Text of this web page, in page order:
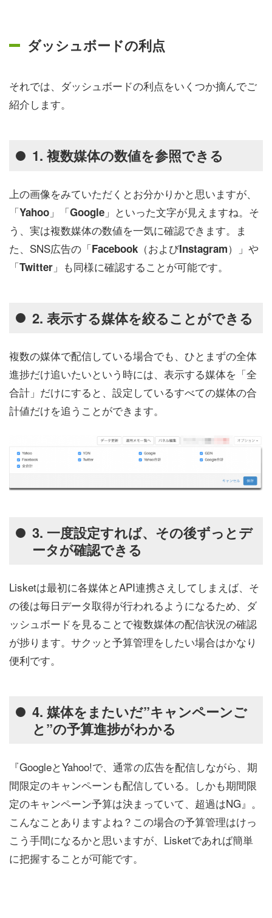
ダッシュボードの利点
それでは、ダッシュボードの利点をいくつか摘んでご
紹介します。
1. 複数媒体の数値を参照できる
上の画像をみていただくとお分かりかと思いますが、
「Yahoo 」「Google 」といった文字が見えますね。そ
う、実は複数媒体の数値を一気に確認できます。ま
た、SNS広告の「Facebook （およびInstagram）」や
「Twitter 」も同様に確認することが可能です。
2. 表示する媒体を絞ることができる
複数の媒体で配信している場合でも、ひとまずの全体
進捗だけ追いたいという時には、表示する媒体を「全
合計」だけにすると、設定しているすべての媒体の合
計値だけを追うことができます。
3. 一度設定すれば、その後ずっとデ
ータが確認できる
Lisketは最初に各媒体とAPI連携さえしてしまえば、そ
の後は毎日データ取得が行われるようになるため、ダ
ッシュボードを見ることで複数媒体の配信状況の確認
が捗ります。サクッと予算管理をしたい場合はかなり
便利です。
4. 媒体をまたいだ”キャンペーンご
と”の予算進捗がわかる
『GoogleとYahoo!で、通常の広告を配信しながら、期
間限定のキャンペーンも配信している。しかも期間限
定のキャンペーン予算は決まっていて、超過はNG』。
こんなことありますよね？この場合の予算管理はけっ
こう手間になるかと思いますが、Lisketであれば簡単
に把握することが可能です。